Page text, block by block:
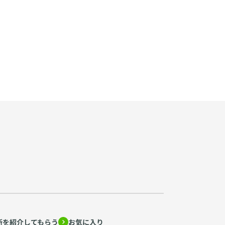
紹介してもらう お気に入り